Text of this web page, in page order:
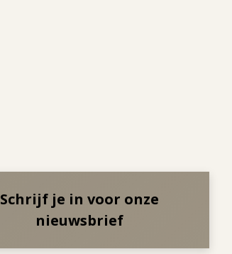
Schrijf je in voor onze
nieuwsbrief